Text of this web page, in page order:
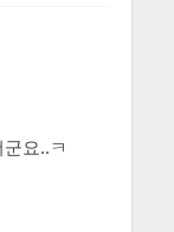
요..ㅋ